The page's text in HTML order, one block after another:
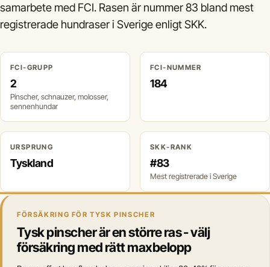
samarbete med FCI. Rasen är nummer 83 bland mest
registrerade hundraser i Sverige enligt SKK.
FCI-GRUPP
2
Pinscher, schnauzer, molosser,
sennenhundar
FCI-NUMMER
184
URSPRUNG
Tyskland
SKK-RANK
#83
Mest registrerade i Sverige
FÖRSÄKRING FÖR TYSK PINSCHER
Tysk pinscher är en större ras - välj
försäkring med rätt maxbelopp